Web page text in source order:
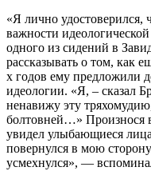
«Я лично удостоверился,
важности
одного из сидений в
рассказывать о том, как
х годов ему предложили
идеологии. «Я, – сказал
ненавижу эту
болтовней…» Произнося
увидел улыбающиеся
повернулся в мою
усмехнулся», —